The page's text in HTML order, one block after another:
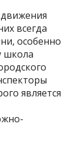
всегда
особенно
школа
является